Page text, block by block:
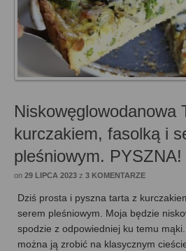
Niskowęglowodanowa
kurczakiem, fasolką i
pleśniowym. PYSZNA!
on 29 LIPCA 2023 z 3 KOMENTARZE
Dziś prosta i pyszna tarta z
serem pleśniowym. Moja będzie
spodzie z odpowiedniej ku temu
można ją zrobić na klasycznym